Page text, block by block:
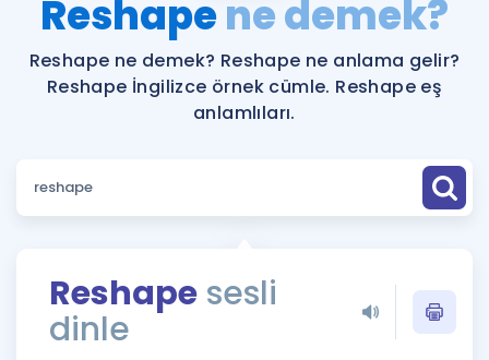
Şifremi Hatırlamıyorum
ÜYE DEĞİLİM
Katılımcı Görüşleri
Faydalı Araçlar
Sözlük
Rehberlik Aracı
ÖSYM Sınav Takvimi
Hakkımızda
Reshapene demek?
Reshape ne demek? Reshape ne anlama gelir?
Reshape İngilizce örnek cümle. Reshape eş
anlamlıları.
Reshape sesli
dinle